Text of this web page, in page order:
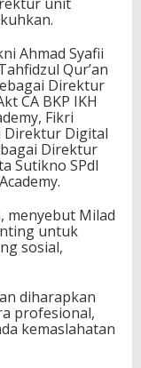
unit
Ahmad Syafii
Qur’an
Direktur
CA BKP IKH
Fikri
Direktur Digital
Direktur
Sutikno SPdI
menyebut Milad
untuk
sosial,
diharapkan
profesional,
kemaslahatan